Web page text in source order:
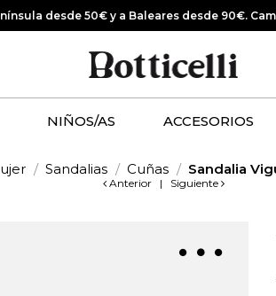
desde 50€ y a Baleares desde 90€.
NIÑOS/AS ACCESORIOS
Sandalias Cuñas Sandalia
Anterior | Siguiente